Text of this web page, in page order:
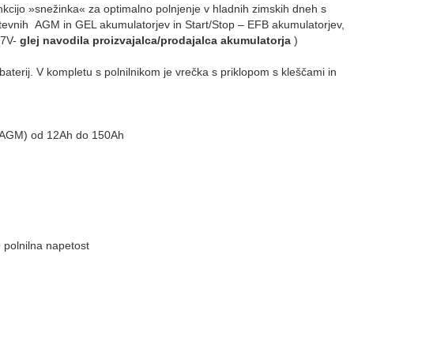
»snežinka« za optimalno polnjenje v hladnih zimskih dneh s
AGM in GEL akumulatorjev in Start/Stop – EFB akumulatorjev,
glej navodila proizvajalca/prodajalca akumulatorja )
V kompletu s polnilnikom je vrečka s priklopom s kleščami in
) od 12Ah do 150Ah
polnilna napetost